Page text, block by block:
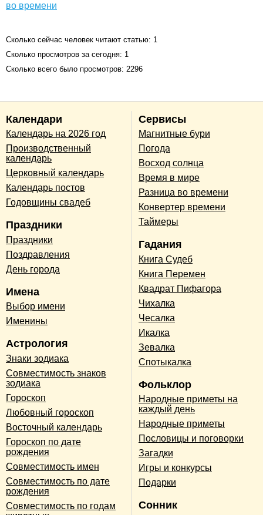
во времени
Сколько сейчас человек читают статью: 1
Сколько просмотров за сегодня: 1
Сколько всего было просмотров: 2296
Календари
Календарь на 2026 год
Производственный
календарь
Церковный календарь
Календарь постов
Годовщины свадеб
Праздники
Праздники
Поздравления
День города
Имена
Выбор имени
Именины
Астрология
Знаки зодиака
Совместимость знаков
зодиака
Гороскоп
Любовный гороскоп
Восточный календарь
Гороскоп по дате
рождения
Совместимость имен
Совместимость по дате
рождения
Совместимость по годам
Сервисы
Магнитные бури
Погода
Восход солнца
Время в мире
Разница во времени
Конвертер времени
Таймеры
Гадания
Книга Судеб
Книга Перемен
Квадрат Пифагора
Чихалка
Чесалка
Икалка
Зевалка
Спотыкалка
Фольклор
Народные приметы на
каждый день
Народные приметы
Пословицы и поговорки
Загадки
Игры и конкурсы
Подарки
Сонник